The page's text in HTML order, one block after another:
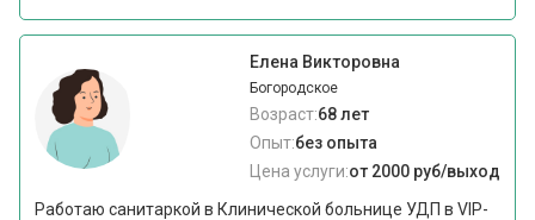
Елена Викторовна
Богородское
Возраст:68 лет
Опыт:без опыта
Цена услуги:от 2000 руб/выход
Работаю санитаркой в Клинической больнице УДП в VIP-